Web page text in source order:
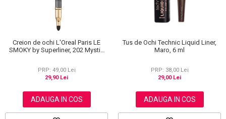
Creion de ochi L'Oreal Paris LE
SMOKY by Superliner, 202 Mystic
PRP: 49,00 Lei
29,90 Lei
ADAUGA IN COS
Tus de Ochi Technic Liquid Liner,
Maro, 6 ml
PRP: 38,00 Lei
29,00 Lei
ADAUGA IN COS